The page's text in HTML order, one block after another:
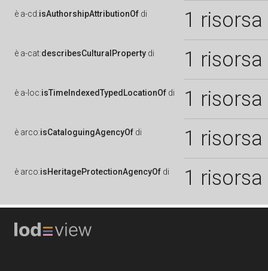
è a-cd:isAuthorshipAttributionOf di 1 risorsa
è a-cat:describesCulturalProperty di 1 risorsa
è a-loc:isTimeIndexedTypedLocationOf di 1 risorsa
è arco:isCataloguingAgencyOf di 1 risorsa
è arco:isHeritageProtectionAgencyOf di 1 risorsa